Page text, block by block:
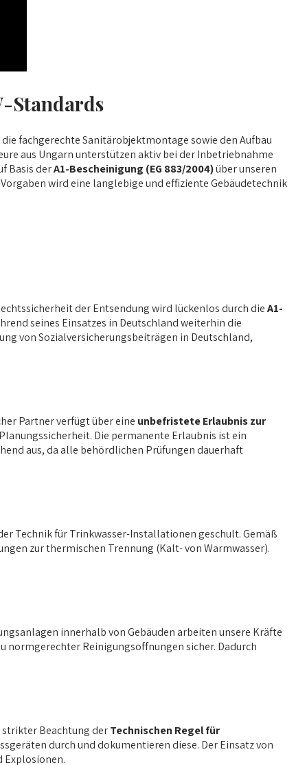
Standards
fachgerechte Sanitärobjektmontage sowie den Aufbau
aus Ungarn unterstützen aktiv bei der Inbetriebnahme
Basis derA1-Bescheinigung (EG 883/2004)über unseren
wird eine langlebige und effiziente Gebäudetechnik
der Entsendung wird lückenlos durch dieA1-
seines Einsatzes in Deutschland weiterhin die
von Sozialversicherungsbeiträgen in Deutschland,
Partner verfügt über eine unbefristete Erlaubnis zur
Die permanente Erlaubnis ist ein
aus, da alle behördlichen Prüfungen dauerhaft
Technik für Trinkwasser-Installationen geschult. Gemäß
zur thermischen Trennung (Kalt- von Warmwasser).
innerhalb von Gebäuden arbeiten unsere Kräfte
normgerechter Reinigungsöffnungen sicher. Dadurch
Beachtung derTechnischen Regel für
durch und dokumentieren diese. Der Einsatz von
Explosionen.